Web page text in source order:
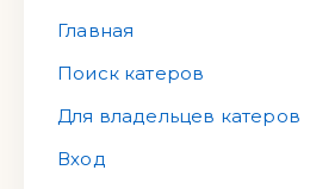
Главная
Поиск катеров
Для владельцев катеров
Вход